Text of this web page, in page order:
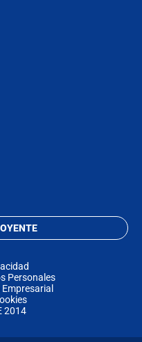
Personales
2014